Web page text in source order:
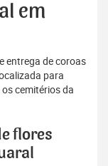
em
entrega de coroas
para
cemitérios da
flores